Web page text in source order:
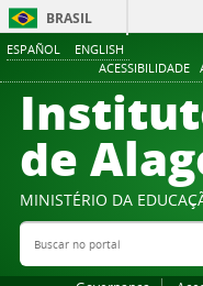
ESPAÑOL ENGLISH
ACESSIBILIDADE
BRASIL
de
MINISTÉRIO DA
Buscar no portal